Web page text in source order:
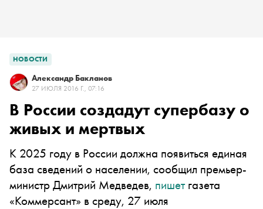
НОВОСТИ
Александр Бакланов
27 ИЮЛЯ 2016 Г., 07:16
В России создадут супербазу о
живых и мертвых
К 2025 году в России должна появиться единая
база сведений о населении, сообщил премьер-
министр Дмитрий Медведев, пишетгазета
«Коммерсант» в среду, 27 июля